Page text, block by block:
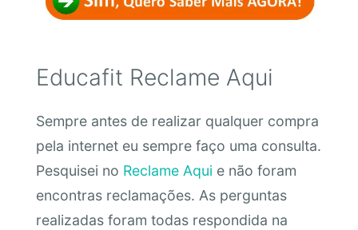
Educafit Reclame Aqui
Sempre antes de realizar qualquer compra
pela internet eu sempre faço uma consulta.
Pesquisei no Reclame Aqui e não foram
encontras reclamações. As perguntas
realizadas foram todas respondida na